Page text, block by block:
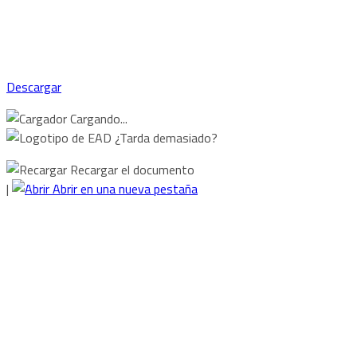
Descargar
Cargando...
¿Tarda demasiado?
Recargar el documento
|
Abrir en una nueva pestaña